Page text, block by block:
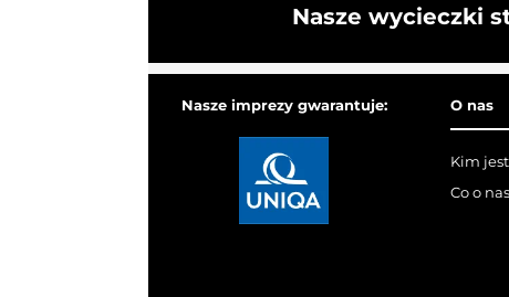
Nasze wycieczki
Nasze imprezy gwarantuje: O nas
Kim
Co o